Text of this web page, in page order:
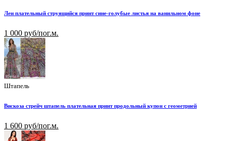
Лен плательный струящийся принт сине-голубые листья на ванильном фоне
1 000 руб/пог.м.
Штапель
Вискоза стрейч штапель плательная принт продольный купон с геометрией
1 600 руб/пог.м.